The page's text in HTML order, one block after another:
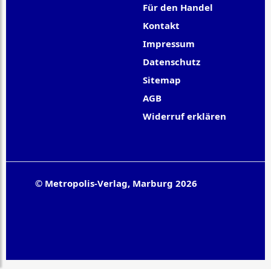
Für den Handel
Kontakt
Impressum
Datenschutz
Sitemap
AGB
Widerruf erklären
© Metropolis-Verlag, Marburg 2026